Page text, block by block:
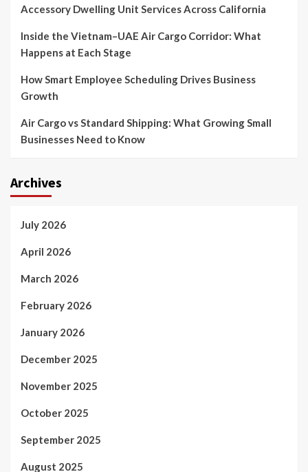
Accessory Dwelling Unit Services Across California
Inside the Vietnam–UAE Air Cargo Corridor: What
Happens at Each Stage
How Smart Employee Scheduling Drives Business
Growth
Air Cargo vs Standard Shipping: What Growing Small
Businesses Need to Know
Archives
July 2026
April 2026
March 2026
February 2026
January 2026
December 2025
November 2025
October 2025
September 2025
August 2025